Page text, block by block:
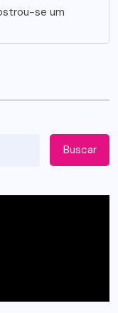
se um
Buscar